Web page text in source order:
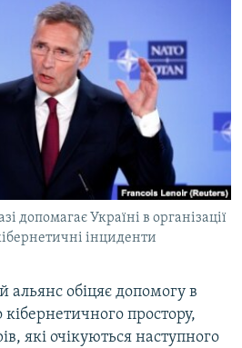
допомагає Україні в організації
інциденти
альянс обіцяє допомогу в
кібернетичного простору,
які очікуються наступного